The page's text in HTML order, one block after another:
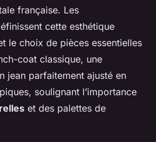
française. Les
cette esthétique
le choix de pièces essentielles
coat classique, une
jean parfaitement ajusté en
soulignant l’importance
et des palettes de